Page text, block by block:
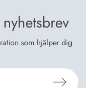
som hjälper dig